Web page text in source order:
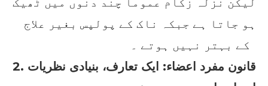
ہو جاتا ہے جبکہ ناک کے پولپس بغیر علاج
2. قانون مفرد اعضاء: ایک تعارف، بنیادی نظریات